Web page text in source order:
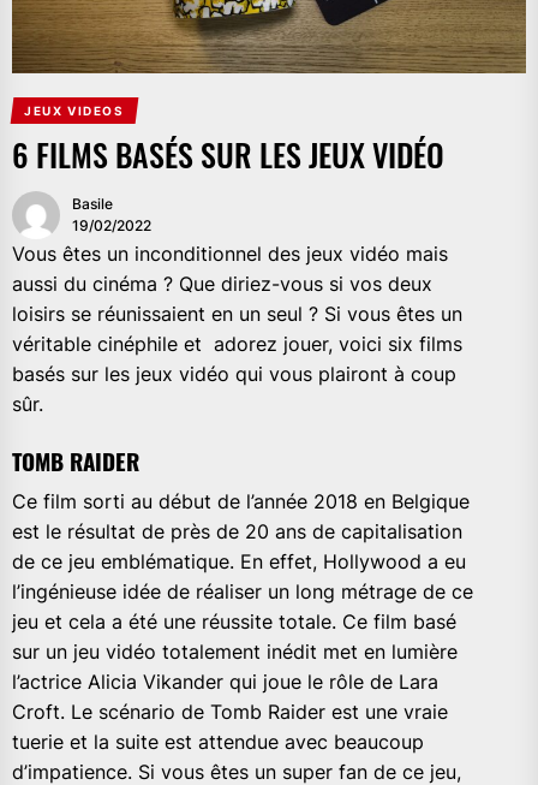
JEUX VIDEOS
6 FILMS BASÉS SUR LES JEUX VIDÉO
Basile
19/02/2022
Vous êtes un inconditionnel des jeux vidéo mais
aussi du cinéma ? Que diriez-vous si vos deux
loisirs se réunissaient en un seul ? Si vous êtes un
véritable cinéphile et adorez jouer, voici six films
basés sur les jeux vidéo qui vous plairont à coup
sûr.
TOMB RAIDER
Ce film sorti au début de l’année 2018 en Belgique
est le résultat de près de 20 ans de capitalisation
de ce jeu emblématique. En effet, Hollywood a eu
l’ingénieuse idée de réaliser un long métrage de ce
jeu et cela a été une réussite totale. Ce film basé
sur un jeu vidéo totalement inédit met en lumière
l’actrice Alicia Vikander qui joue le rôle de Lara
Croft. Le scénario de Tomb Raider est une vraie
tuerie et la suite est attendue avec beaucoup
d’impatience. Si vous êtes un super fan de ce jeu,